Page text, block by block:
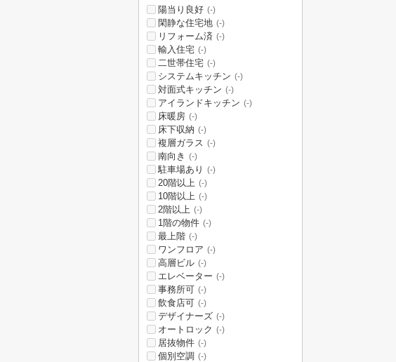
陽当り良好 (-)
閑静な住宅地 (-)
リフォーム済 (-)
輸入住宅 (-)
二世帯住宅 (-)
システムキッチン (-)
対面式キッチン (-)
アイランドキッチン (-)
床暖房 (-)
床下収納 (-)
複層ガラス (-)
南向き (-)
駐車場あり (-)
20階以上 (-)
10階以上 (-)
2階以上 (-)
1階の物件 (-)
最上階 (-)
ワンフロア (-)
高層ビル (-)
エレベーター (-)
事務所可 (-)
飲食店可 (-)
デザイナーズ (-)
オートロック (-)
居抜物件 (-)
個別空調 (-)